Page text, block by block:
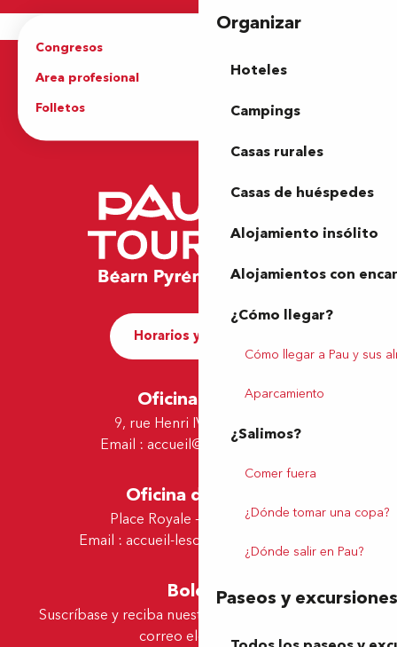
Organizar
Hoteles
Campings
Casas rurales
Casas de huéspedes
Alojamiento insólito
Alojamientos con
¿Cómo llegar?
Cómo llegar a Pau y sus
Aparcamiento
¿Salimos?
Comer fuera
¿Dónde tomar una copa?
¿Dónde salir en Pau?
Paseos y excursiones
Congresos
Area profesional
Prensa
Folletos
Oficina de Turismo
Horarios y contacto
Oficina de Pau
9, rue Henri IV - 64000 Pau
Email : accueil@tourismepau.fr
Oficina de Lescar
Place Royale - 64230 Lescar
Email : accueil-lescar@tourismepau.fr
Boletín
Suscríbase y reciba nuestras ofertas y noticias por
correo electrónico